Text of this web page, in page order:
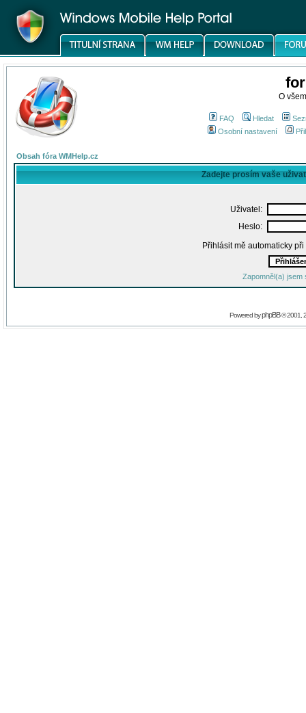
O
FAQ Hledat
Osobní nastavení
Obsah fóra WMHelp.cz
Zadejte prosím vaše
Uživatel:
Heslo:
Přihlásit mě automaticky
Zapomněl(a) jsem
Powered byphpBB© 2001,